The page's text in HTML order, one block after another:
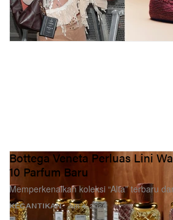
KECANTIKAN
Bottega Veneta Perluas Lini
10 Parfum Baru
Memperkenalkan koleksi “Alta” terbaru
Jun 4, 2026